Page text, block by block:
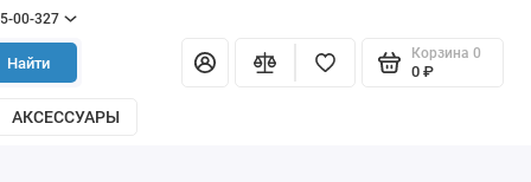
00-327
Найти
Корзина 0
0 ₽
АКСЕССУАРЫ